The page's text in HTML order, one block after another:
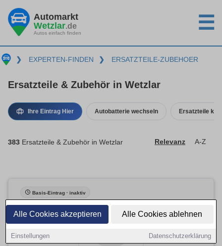
Alle Cookies akzeptieren Alle Cookies ablehnen
Einstellungen Datenschutzerklärung
Automarkt
Wetzlar.de
Autos einfach finden ☰
❯ EXPERTEN-FINDEN ❯ ERSATZTEILE-ZUBEHOER
Ersatzteile & Zubehör in Wetzlar
Ihre Eintrag Hier Autobatterie wechseln Ersatzteile
383 Ersatzteile & Zubehör in Wetzlar Relevanz A-Z
Basis-Eintrag · inaktiv